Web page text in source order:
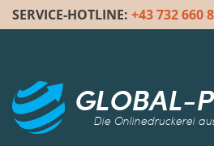
SERVICE-HOTLINE: +43 732 660
GLOBAL-
Die Onlinedruckerei